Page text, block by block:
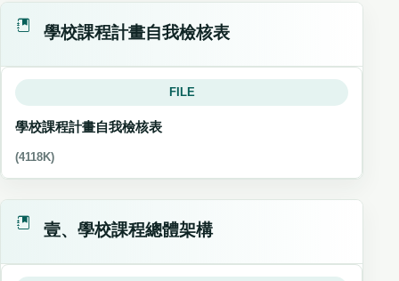
學校課程計畫自我檢核表
FILE
學校課程計畫自我檢核表
(4118K)
壹、學校課程總體架構